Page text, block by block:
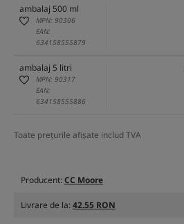
ambalaj 500 ml
MPN: 90306
EAN:
634158555879
ambalaj 5 litri
MPN: 90317
EAN:
634158555886
Toate prețurile afișate includ TVA
Producent:CC Moore
Livrare de la:42.55 RON